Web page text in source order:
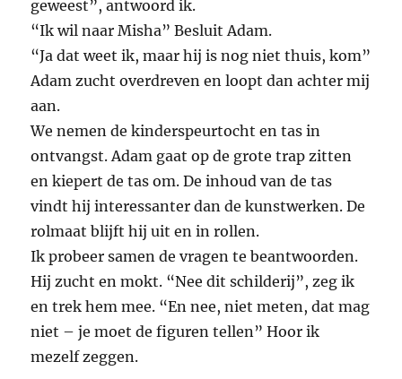
geweest”, antwoord ik.
“Ik wil naar Misha” Besluit Adam.
“Ja dat weet ik, maar hij is nog niet thuis, kom”
Adam zucht overdreven en loopt dan achter mij
aan.
We nemen de kinderspeurtocht en tas in
ontvangst. Adam gaat op de grote trap zitten
en kiepert de tas om. De inhoud van de tas
vindt hij interessanter dan de kunstwerken. De
rolmaat blijft hij uit en in rollen.
Ik probeer samen de vragen te beantwoorden.
Hij zucht en mokt. “Nee dit schilderij”, zeg ik
en trek hem mee. “En nee, niet meten, dat mag
niet – je moet de figuren tellen” Hoor ik
mezelf zeggen.